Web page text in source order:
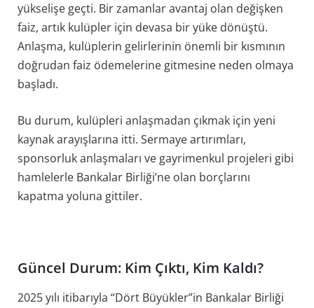
yükselişe geçti. Bir zamanlar avantaj olan değişken
faiz, artık kulüpler için devasa bir yüke dönüştü.
Anlaşma, kulüplerin gelirlerinin önemli bir kısmının
doğrudan faiz ödemelerine gitmesine neden olmaya
başladı.
Bu durum, kulüpleri anlaşmadan çıkmak için yeni
kaynak arayışlarına itti. Sermaye artırımları,
sponsorluk anlaşmaları ve gayrimenkul projeleri gibi
hamlelerle Bankalar Birliği’ne olan borçlarını
kapatma yoluna gittiler.
Güncel Durum: Kim Çıktı, Kim Kaldı?
2025 yılı itibarıyla “Dört Büyükler”in Bankalar Birliği